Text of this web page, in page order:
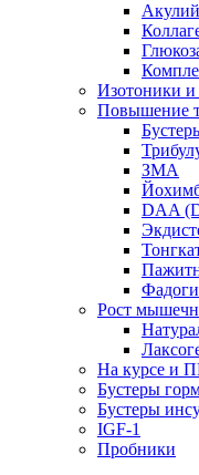
Изотоники и
Повышение
ЗМА
DAA
Рост
На курсе и
Бустеры
Бустеры
IGF-1
Пробники